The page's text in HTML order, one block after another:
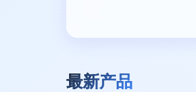
最新产品